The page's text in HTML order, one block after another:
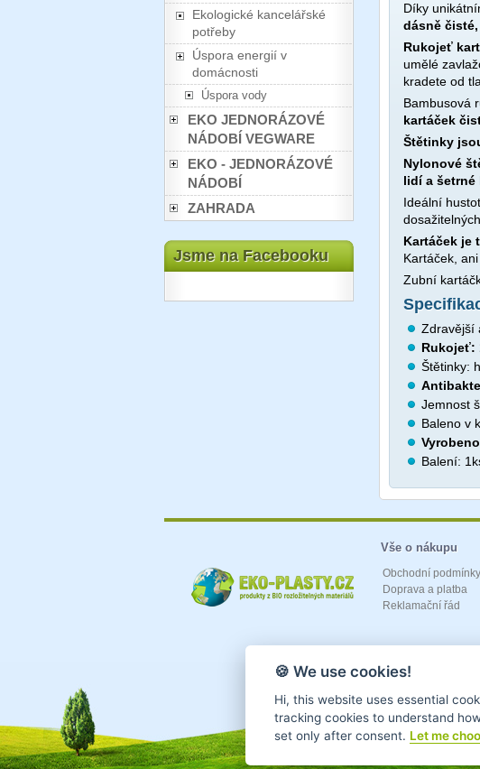
Ekologické kancelářské
potřeby
Úspora energií v
domácnosti
Úspora vody
EKO JEDNORÁZOVÉ
NÁDOBÍ VEGWARE
EKO - JEDNORÁZOVÉ
NÁDOBÍ
ZAHRADA
Jsme na Facebooku
Díky
dásně
Rukojeť
umělé
kradete od
Bambusová
kartáček
Štětinky
Nylonové
lidí a
Ideální
Kartáček je
Kartáček,
Zubní
Zdravější
Rukojeť:
Štětinky:
Jemnost
Baleno v
Balení:
Vše o nákupu
Obchodní podmínky
Doprava a platba
Reklamační řád
🍪 We use cookies!
Hi, this website uses essential
tracking cookies to understand
set only after consent. Let me